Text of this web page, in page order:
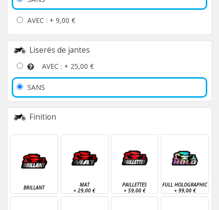
AVEC : + 9,00 €
Liserés de jantes
AVEC : + 25,00 €
SANS
Finition
BRILLANT
MAT
+29,00 €
PAILLETTES
+ 59,00 €
FULL HOLOGRAPHIC
+ 99,00 €